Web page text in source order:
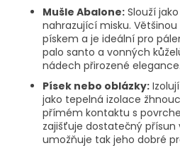
Mušle Abalone: Slouží
nahrazující misku.
pískem a je ideální pro
palo santo a vonných
nádech přirozené elegance.
Písek nebo oblázky:
jako tepelná izolace
přímém kontaktu s
zajišťuje dostatečný přísun
umožňuje tak jeho dobré